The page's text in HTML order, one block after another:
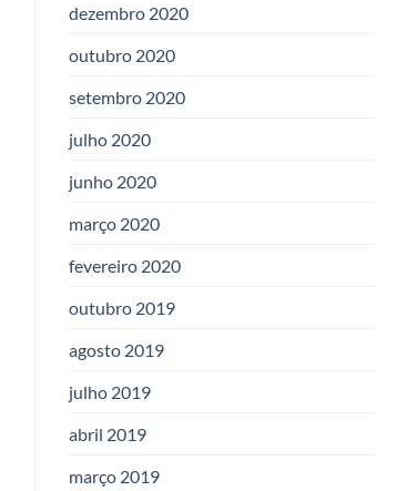
dezembro 2020
outubro 2020
setembro 2020
julho 2020
junho 2020
março 2020
fevereiro 2020
outubro 2019
agosto 2019
julho 2019
abril 2019
março 2019